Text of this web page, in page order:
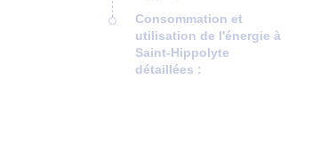
Consommation et
utilisation de l'énergie à
Saint-Hippolyte
détaillées :